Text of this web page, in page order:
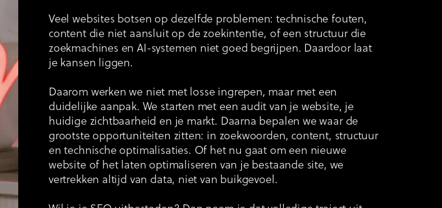
Veel websites botsen op dezelfde problemen: technische fouten,
content die niet aansluit op de zoekintentie, of een structuur die
zoekmachines en AI-systemen niet goed begrijpen. Daardoor laat
je kansen liggen.
Daarom werken we niet met losse ingrepen, maar met een
duidelijke aanpak. We starten met een audit van je website, je
huidige zichtbaarheid en je markt. Daarna bepalen we waar de
grootste opportuniteiten zitten: in zoekwoorden, content, structuur
en technische optimalisaties. Of het nu gaat om een nieuwe
website of het laten optimaliseren van je bestaande site, we
vertrekken altijd van data, niet van buikgevoel.